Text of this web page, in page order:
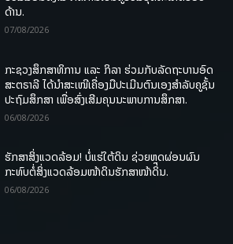
ດ້ານ.
07/08/2026
ກະຊວງສຶກສາທິການ ແລະ ກິລາ ຮ່ວມກັບລັດຖະບານອົດ
ສະຕຣາລີ ໄດ້ນຳສະເໜີເຄື່ອງມືປະເມີນຕົນເອງສຳລັບຄູຊັ້ນ
ປະຖົມສຶກສາ ເພື່ອສົ່ງເສີມຄຸນນະພາບການສຶກສາ.
06/08/2026
ຮັກສາສິ່ງແວດລ້ອມ! ບໍ່ແຮ່ໃຕ້ດິນ ຊ່ວຍຫຼຸດຜ່ອນຜົນ
ກະທົບຕໍ່ສິ່ງແວດລ້ອມໜ້າດິນຮັກສາໜ້າດິນ.
06/08/2026